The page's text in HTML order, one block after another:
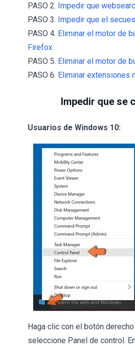
PASO 2. Impedir que
PASO 3. Impedir que el
PASO 4. Eliminar el motor de
Firefox.
PASO 5. Eliminar el motor de
PASO 6. Eliminar extensiones
Impedir que se
Usuarios de Windows 10:
Haga clic con el botón
seleccione Panel de control.